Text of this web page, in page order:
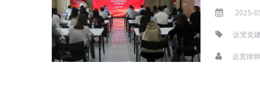
2025-
达宽党建
达宽律师